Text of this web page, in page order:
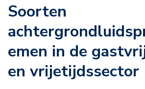
Soorten
emen in de
en vrijetijdssector